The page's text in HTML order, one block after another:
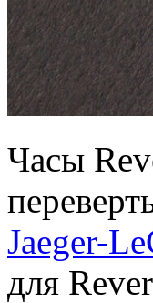
Часы
Jaeger-
для